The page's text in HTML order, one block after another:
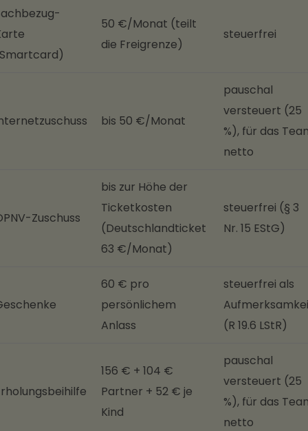
50 €/Monat (teilt
die Freigrenze)
steuerfrei
bis 50 €/Monat
pauschal
versteuert (25
%), für das
netto
Zuschuss
bis zur Höhe der
Ticketkosten
(Deutschlandticket
63 €/Monat)
steuerfrei (§ 3
Nr. 15 EStG)
60 € pro
persönlichem
Anlass
steuerfrei als
(R 19.6 LStR)
156 € + 104 €
Partner + 52 € je
Kind
pauschal
versteuert (25
%), für das
netto